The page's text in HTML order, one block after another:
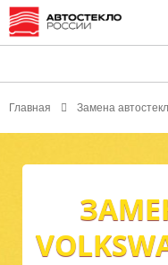
Главная Замена